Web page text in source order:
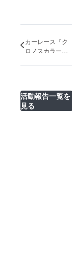
カーレース『ク
ロノスカラーテ
活動報告一覧を
見る